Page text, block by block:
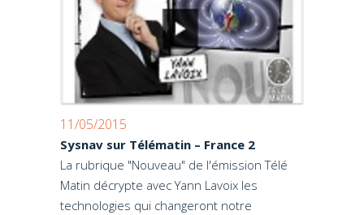
11/05/2015
Sysnav sur Télématin – France 2
La rubrique "Nouveau" de l'émission Télé
Matin décrypte avec Yann Lavoix les
technologies qui changeront notre